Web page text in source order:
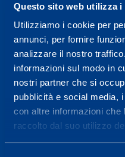
Questo sito web utilizza i
Utilizziamo i cookie per
annunci, per fornire
analizzare il nostro
informazioni sul modo in
nostri partner che si
pubblicità e social media,
con altre informazioni che
raccolto dal suo utilizzo
prestazione
wellness.
Maggiori
Servizi
Servizi Medici
Test di valutazione